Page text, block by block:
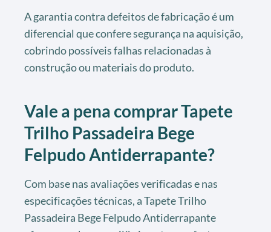
A garantia contra defeitos de fabricação é um
diferencial que confere segurança na aquisição,
cobrindo possíveis falhas relacionadas à
construção ou materiais do produto.
Vale a pena comprar Tapete
Trilho Passadeira Bege
Felpudo Antiderrapante?
Com base nas avaliações verificadas e nas
especificações técnicas, a Tapete Trilho
Passadeira Bege Felpudo Antiderrapante